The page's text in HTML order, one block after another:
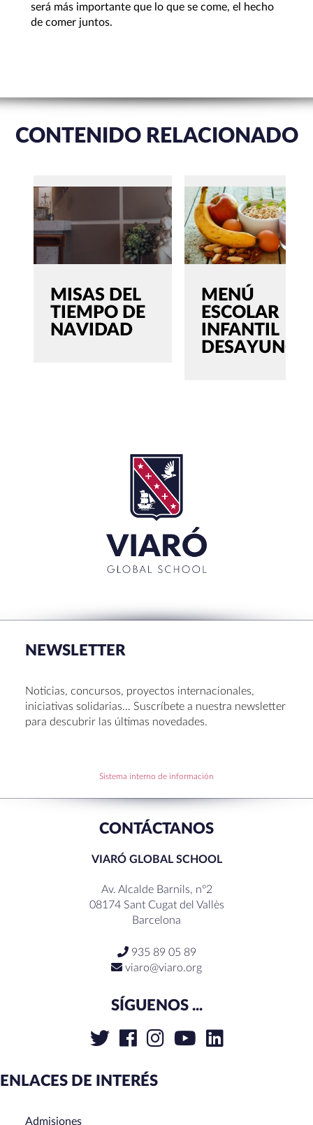
será más importante que lo que se come, el hecho
de comer juntos.
CONTENIDO RELACIONADO
MISAS DEL
TIEMPO DE
NAVIDAD
MENÚ
ESCOLAR
INFANTIL
DESAYUNOS
La Muestra de Artes 2026: creatividad, música y
Congreso UNIV 2026
Hábitos saludables: 8 consejos prácticos para
disfrutar la Navidad.
RECENT COMMENTS
NEWSLETTER
Noticias, concursos, proyectos internacionales,
iniciativas solidarias… Suscríbete a nuestra newsletter
para descubrir las últimas novedades.
Sistema interno de información
CONTÁCTANOS
VIARÓ GLOBAL SCHOOL
Av. Alcalde Barnils, nº2
08174 Sant Cugat del Vallès
Barcelona
935 89 05 89
viaro@viaro.org
SÍGUENOS ...
ENLACES DE INTERÉS
Admisiones